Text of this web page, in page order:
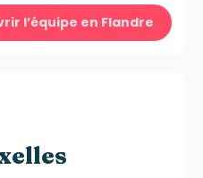
l’équipe en Flandre